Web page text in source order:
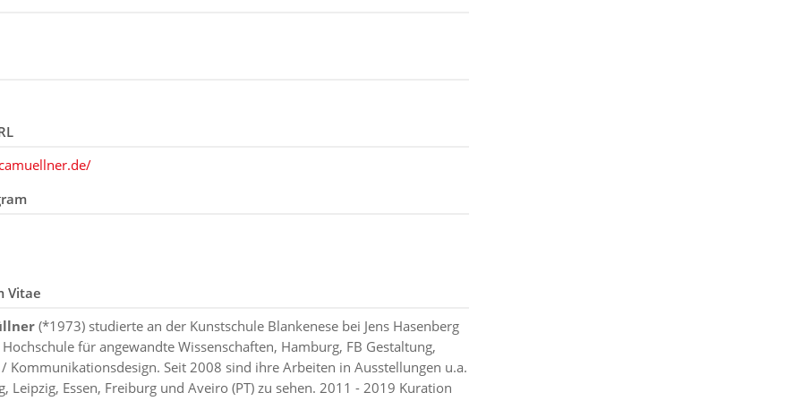
Vitae
(*1973) studierte an der Kunstschule Blankenese bei Jens Hasenberg
für angewandte Wissenschaften, Hamburg, FB Gestaltung,
Kommunikationsdesign. Seit 2008 sind ihre Arbeiten in Ausstellungen u.a.
Leipzig, Essen, Freiburg und Aveiro (PT) zu sehen. 2011 - 2019 Kuration